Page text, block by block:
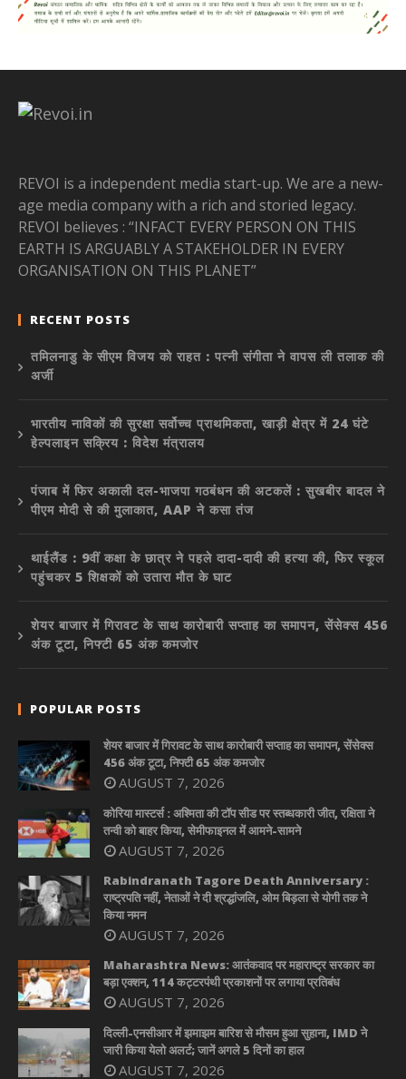
REVOI is a independent media start-up. We are a new-
age media company with a rich and storied legacy.
REVOI believes : “INFACT EVERY PERSON ON THIS
EARTH IS ARGUABLY A STAKEHOLDER IN EVERY
ORGANISATION ON THIS PLANET”
RECENT POSTS
तमिलनाडु के सीएम विजय को राहत : पत्नी संगीता ने वापस ली तलाक की
अर्जी
भारतीय नाविकों की सुरक्षा सर्वोच्च प्राथमिकता, खाड़ी क्षेत्र में 24 घंटे
हेल्पलाइन सक्रिय : विदेश मंत्रालय
पंजाब में फिर अकाली दल-भाजपा गठबंधन की अटकलें : सुखबीर बादल ने
पीएम मोदी से की मुलाकात, AAP ने कसा तंज
थाईलैंड : 9वीं कक्षा के छात्र ने पहले दादा-दादी की हत्या की, फिर स्कूल
पहुंचकर 5 शिक्षकों को उतारा मौत के घाट
शेयर बाजार में गिरावट के साथ कारोबारी सप्ताह का समापन, सेंसेक्स 456
अंक टूटा, निफ्टी 65 अंक कमजोर
POPULAR POSTS
शेयर बाजार में गिरावट के साथ कारोबारी सप्ताह का समापन, सेंसेक्स
456 अंक टूटा, निफ्टी 65 अंक कमजोर
AUGUST 7, 2026
कोरिया मास्टर्स : अश्मिता की टॉप सीड पर स्तब्धकारी जीत, रक्षिता ने
तन्वी को बाहर किया, सेमीफाइनल में आमने-सामने
AUGUST 7, 2026
Rabindranath Tagore Death Anniversary :
राष्ट्रपति नहीं, नेताओं ने दी श्रद्धांजलि, ओम बिड़ला से योगी तक ने
किया नमन
AUGUST 7, 2026
Maharashtra News: आतंकवाद पर महाराष्ट्र सरकार का
बड़ा एक्शन, 114 कट्टरपंथी प्रकाशनों पर लगाया प्रतिबंध
AUGUST 7, 2026
दिल्ली-एनसीआर में झमाझम बारिश से मौसम हुआ सुहाना, IMD ने
जारी किया येलो अलर्ट; जानें अगले 5 दिनों का हाल
AUGUST 7, 2026